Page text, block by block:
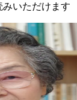
みいただけます